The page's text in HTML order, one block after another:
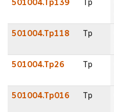
501004.Tp139 Tp
501004.Tp118 Tp
501004.Tp26 Tp
501004.Tp016 Tp